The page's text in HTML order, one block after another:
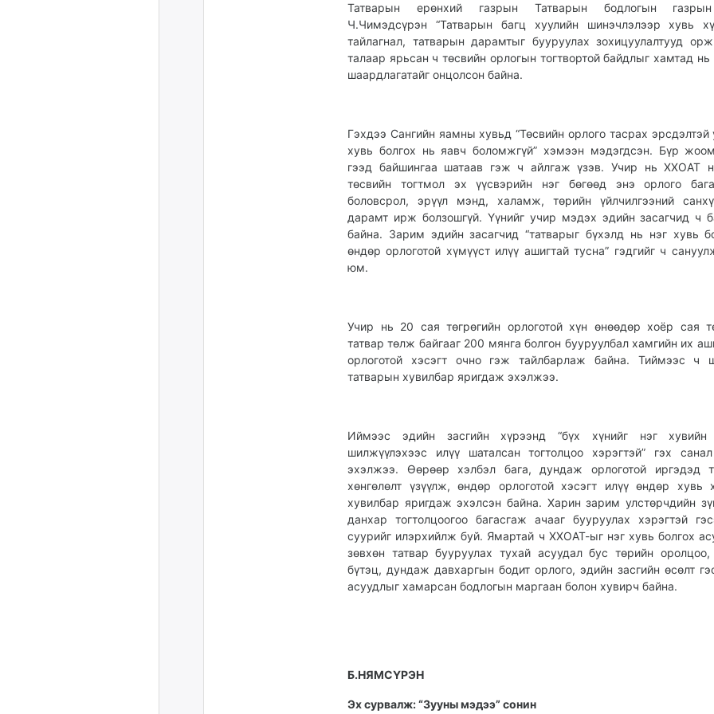
Татварын ерөнхий газрын Татварын бодлогын
Ч.Чимэдсүрэн “Татварын багц хуулийн шинэчлэлээр хувь
тайлагнал, татварын дарамтыг бууруулах зохицуулалтууд орж
талаар ярьсан ч төсвийн орлогын тогтвортой байдлыг хамтад нь
шаардлагатайг онцолсон байна.
Гэхдээ Сангийн яамны хувьд “Төсвийн орлого тасрах эрсдэлтэй
хувь болгох нь яавч боломжгүй” хэмээн мэдэгдсэн. Бүр
гээд байшингаа шатаав гэж ч айлгаж үзэв. Учир нь ХХОАТ
төсвийн тогтмол эх үүсвэрийн нэг бөгөөд энэ орлого
боловсрол, эрүүл мэнд, халамж, төрийн үйлчилгээний
дарамт ирж болзошгүй. Үүнийг учир мэдэх эдийн засагчид ч
байна. Зарим эдийн засагчид “татварыг бүхэлд нь нэг хувь
өндөр орлоготой хүмүүст илүү ашигтай тусна” гэдгийг ч
юм.
Учир нь 20 сая төгрөгийн орлоготой хүн өнөөдөр хоёр сая
татвар төлж байгааг 200 мянга болгон бууруулбал хамгийн их
орлоготой хэсэгт очно гэж тайлбарлаж байна. Тиймээс ч
татварын хувилбар яригдаж эхэлжээ.
Иймээс эдийн засгийн хүрээнд “бүх хүнийг нэг хувийн
шилжүүлэхээс илүү шаталсан тогтолцоо хэрэгтэй” гэх
эхэлжээ. Өөрөөр хэлбэл бага, дундаж орлоготой иргэдэд
хөнгөлөлт үзүүлж, өндөр орлоготой хэсэгт илүү өндөр хувь
хувилбар яригдаж эхэлсэн байна. Харин зарим улстөрчдийн
данхар тогтолцоогоо багасгаж ачааг бууруулах хэрэгтэй
суурийг илэрхийлж буй. Ямартай ч ХХОАТ-ыг нэг хувь болгох
зөвхөн татвар бууруулах тухай асуудал бус төрийн оролцоо,
бүтэц, дундаж давхаргын бодит орлого, эдийн засгийн өсөлт
асуудлыг хамарсан бодлогын маргаан болон хувирч байна.
Б.НЯМСҮРЭН
Эх сурвалж: “Зууны мэдээ” сонин